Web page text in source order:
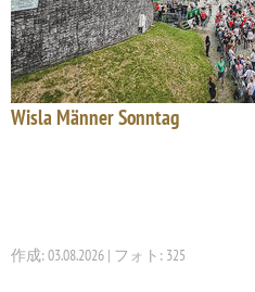
Wisla Männer Sonntag
作成: 03.08.2026 | フォト: 325